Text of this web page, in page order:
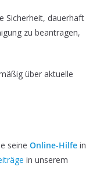
Sicherheit, dauerhaft
zu beantragen,
über aktuelle
seine Online-Hilfe in
in unserem